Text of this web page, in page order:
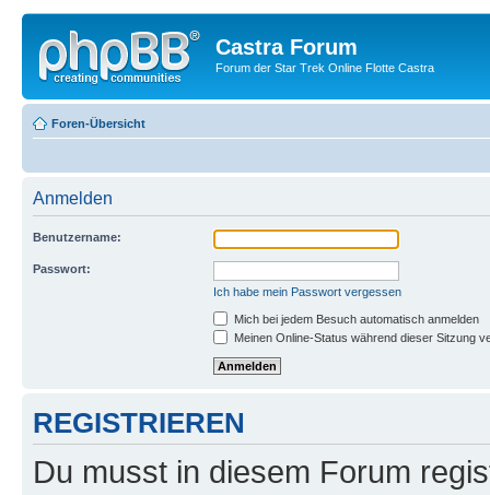
Castra Forum
Forum der Star Trek Online Flotte Castra
Foren-Übersicht
Anmelden
Benutzername:
Passwort:
Ich habe mein Passwort vergessen
Mich bei jedem Besuch automatisch anmelden
Meinen Online-Status während dieser Sitzung
REGISTRIEREN
Du musst in diesem Forum